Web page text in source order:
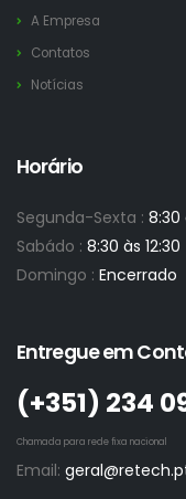
A Empresa
Contatos
Notícias
Horário
Segunda-Sexta : 8:30
Sabádo : 8:30 às 12:30
Domingo : Encerrado
Entregue em
(+351)­ 234
Chamada para rede fixa nacional
Email: